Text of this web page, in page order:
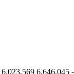
6,023,569 6,646,045 -